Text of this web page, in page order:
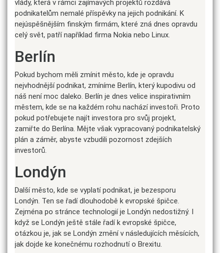
vlády, která v rámci zajímavých projektů rozdává
podnikatelům nemalé příspěvky na jejich podnikání. K
nejúspěšnějším finským firmám, které zná dnes opravdu
celý svět, patří například firma Nokia nebo Linux.
Berlín
Pokud bychom měli zmínit město, kde je opravdu
nejvhodnější podnikat, zmíníme Berlín, který kupodivu od
náš není moc daleko. Berlín je dnes velice inspirativním
městem, kde se na každém rohu nachází investoři. Proto
pokud potřebujete najít investora pro svůj projekt,
zamiřte do Berlína. Mějte však vypracovaný podnikatelský
plán a záměr, abyste vzbudili pozornost zdejších
investorů.
Londýn
Další město, kde se vyplatí podnikat, je bezesporu
Londýn. Ten se řadí dlouhodobě k evropské špičce.
Zejména po stránce technologií je Londýn nedostižný. I
když se Londýn ještě stále řadí k evropské špičce,
otázkou je, jak se Londýn změní v následujících měsících,
jak dojde ke konečnému rozhodnutí o Brexitu.